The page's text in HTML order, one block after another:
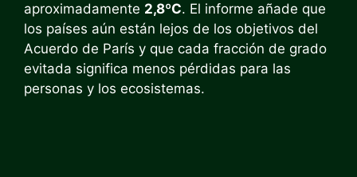
aproximadamente 2,8ºC. El informe añade que
los países aún están lejos de los objetivos del
Acuerdo de París y que cada fracción de grado
evitada significa menos pérdidas para las
personas y los ecosistemas.